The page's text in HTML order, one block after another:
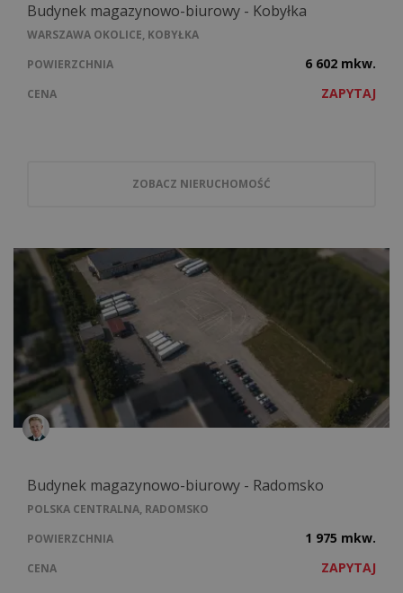
Budynek magazynowo-biurowy - Kobyłka
WARSZAWA OKOLICE, KOBYŁKA
POWIERZCHNIA
6 602 mkw.
CENA ZAPYTAJ
ZOBACZ NIERUCHOMOŚĆ
Budynek magazynowo-biurowy - Radomsko
POLSKA CENTRALNA, RADOMSKO
POWIERZCHNIA
1 975 mkw.
CENA ZAPYTAJ